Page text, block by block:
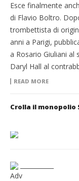
Esce finalmente
di Flavio Boltro.
trombettista di
anni a Parigi,
a Rosario Giuliani al
Daryl Hall al
READ MORE
Crolla il monopolio
Adv